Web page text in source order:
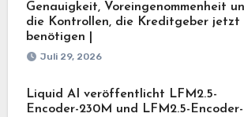
Genauigkeit, Voreingenommenheit
die Kontrollen, die Kreditgeber jetzt
benötigen |
Juli 29, 2026
Liquid AI veröffentlicht LFM2.5-
Encoder-230M und LFM2.5-Encoder-